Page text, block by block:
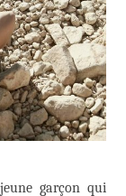
garçon qui